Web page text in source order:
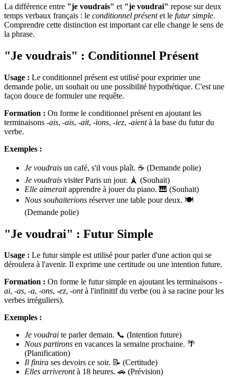
La différence entre "je voudrais" et "je voudrai" repose sur deux
temps verbaux français : le conditionnel présentet le futur simple.
Comprendre cette distinction est important car elle change le sens de
la phrase.
"Je voudrais" : Conditionnel Présent
Usage : Le conditionnel présent est utilisé pour exprimer une
demande polie, un souhait ou une possibilité hypothétique. C'est une
façon douce de formuler une requête.
Formation : On forme le conditionnel présent en ajoutant les
terminaisons -ais, -ais, -ait, -ions, -iez, -aientà la base du futur du
verbe.
Exemples :
Je voudrais un café, s'il vous plaît. ☕ (Demande polie)
Je voudrais visiter Paris un jour. 🗼 (Souhait)
Elle aimeraitapprendre à jouer du piano. 🎹 (Souhait)
Nous souhaiterions réserver une table pour deux. 🍽️
(Demande polie)
"Je voudrai" : Futur Simple
Usage : Le futur simple est utilisé pour parler d'une action qui se
déroulera à l'avenir. Il exprime une certitude ou une intention future.
Formation : On forme le futur simple en ajoutant les terminaisons -
ai, -as, -a, -ons, -ez, -ontà l'infinitif du verbe (ou à sa racine pour les
verbes irréguliers).
Exemples :
Je voudrai te parler demain. 📞 (Intention future)
Nous partirons en vacances la semaine prochaine. 🌴
(Planification)
Il finira ses devoirs ce soir. 📝 (Certitude)
Elles arriverontà 18 heures. 🚗 (Prévision)